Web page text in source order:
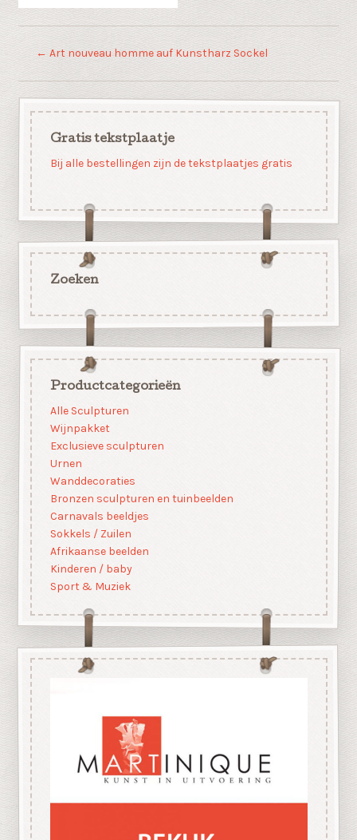
← Art nouveau homme auf Kunstharz Sockel
Gratis tekstplaatje
Bij alle bestellingen zijn de tekstplaatjes gratis
Zoeken
Productcategorieën
Alle Sculpturen
Wijnpakket
Exclusieve sculpturen
Urnen
Wanddecoraties
Bronzen sculpturen en tuinbeelden
Carnavals beeldjes
Sokkels / Zuilen
Afrikaanse beelden
Kinderen / baby
Sport & Muziek